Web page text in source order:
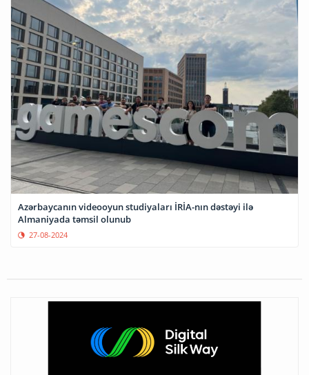
Azərbaycanın videooyun studiyaları İRİA-nın dəstəyi ilə
Almaniyada təmsil olunub
27-08-2024